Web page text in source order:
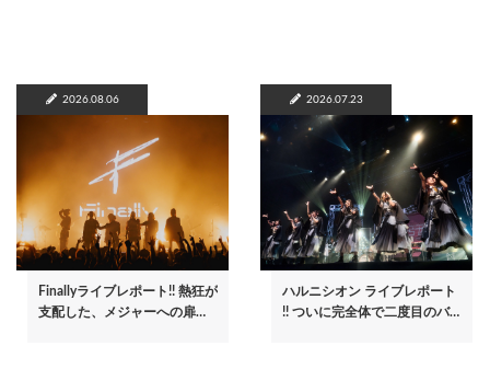
2026.08.06
Finallyライブレポート!! 熱狂が
支配した、メジャーへの扉…
2026.07.23
ハルニシオン ライブレポート
!! ついに完全体で二度目のバ…